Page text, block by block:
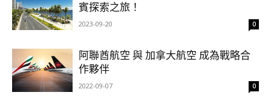
賓探索之旅！
2023-09-20 0
阿聯酋航空 與 加拿大航空 成為戰略合
作夥伴
2022-09-07 0